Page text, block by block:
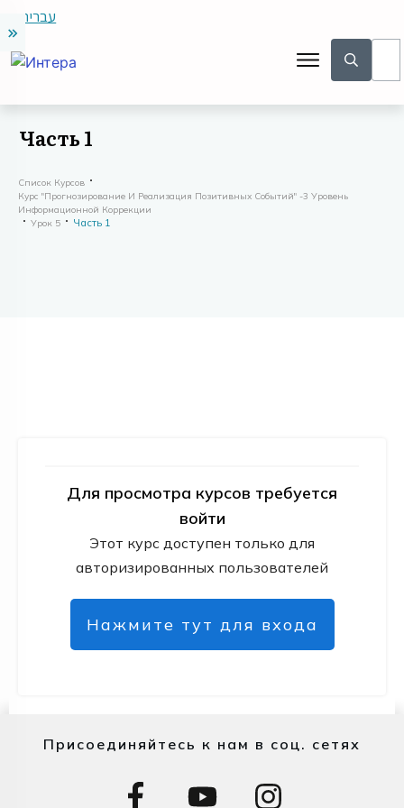
עברית
Часть 1
Список Курсов
Курс "Прогнозирование И Реализация Позитивных Событий" -3 Уровень
Информационной Коррекции
Урок 5
Часть 1
Для просмотра курсов требуется
войти
Этот курс доступен только для
авторизированных пользователей
Нажмите тут для входа
Присоединяйтесь к нам в соц. сетях